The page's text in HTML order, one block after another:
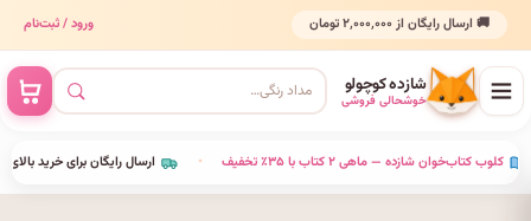
🚚 ارسال رایگان از ۲٬۰۰۰٬۰۰۰ تومان ورود / ثبت‌نام
شازده کوچولو
خوشحالی فروشی
ارسال رایگان برای خرید بالای • کلوب کتاب‌خوان شازده — ماهی ۲ کتاب با ۳۵٪ تخفیف •